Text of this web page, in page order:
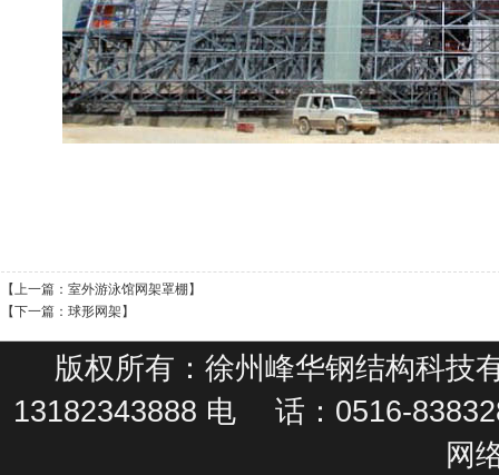
【上一篇： 室外游泳馆网架罩棚 】
【下一篇： 球形网架】
版权所有：徐州峰华钢结构科
13182343888 电 话：0516-
网